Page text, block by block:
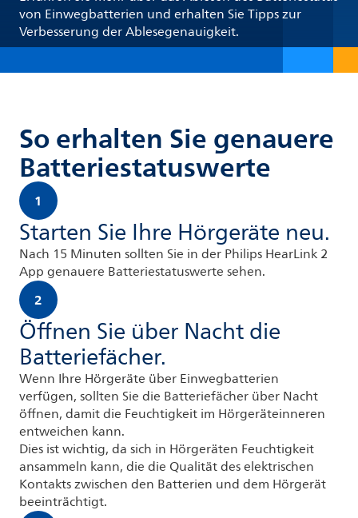
von Einwegbatterien und erhalten Sie Tipps zur
Verbesserung der Ablesegenauigkeit.
So erhalten Sie genauere
Batteriestatuswerte
1
Starten Sie Ihre Hörgeräte neu.
Nach 15 Minuten sollten Sie in der Philips HearLink 2
App genauere Batteriestatuswerte sehen.
2
Öffnen Sie über Nacht die
Batteriefächer.
Wenn Ihre Hörgeräte über Einwegbatterien
verfügen, sollten Sie die Batteriefächer über Nacht
öffnen, damit die Feuchtigkeit im Hörgeräteinneren
entweichen kann.
Dies ist wichtig, da sich in Hörgeräten Feuchtigkeit
ansammeln kann, die die Qualität des elektrischen
Kontakts zwischen den Batterien und dem Hörgerät
beeinträchtigt.